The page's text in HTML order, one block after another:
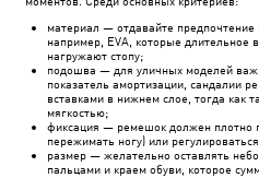
материал — отдавайте
например, EVA, которые длительное
нагружают стопу;
подошва — для уличных моделей
показатель амортизации, сандалии
вставками в нижнем слое, тогда как
мягкостью;
фиксация — ремешок должен плотно
пережимать ногу) или
размер — желательно оставлять
пальцами и краем обуви, которое